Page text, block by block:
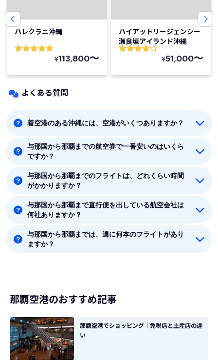
ハレクラニ沖縄
¥113,800〜
ハイアットリージェンシー
瀬良垣アイランド沖縄
¥51,000〜
よくある質問
着空港のある沖縄には、空港がいくつありますか？
着空港のある沖縄には8つの空港があります。那覇、石
垣島、北大東、久米島、南大東、宮古島、与那国、宮古
与那国から那覇までの航空券で一番安いのはいくら
ですか？
与那国から那覇までの最安値はJAL(日本航空)の20590
円です。
与那国から那覇までのフライトは、どれくらい時間
がかかりますか？
与那国から那覇まで平均フライト時間は約1時間10分で
す。
与那国から那覇まで直行便を出している航空会社は
何社ありますか？
与那国から那覇まで直行便を出している航空会社は1社
あります。
与那国から那覇までは、週に何本のフライトがあり
ますか？
那覇空港のおすすめ記事
那覇空港でショッピング｜免税店と土産店の違
い